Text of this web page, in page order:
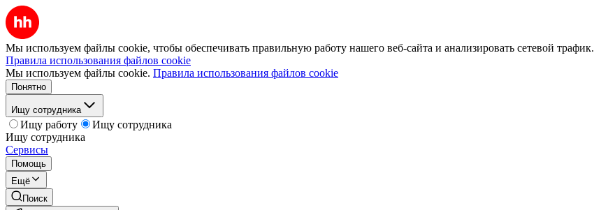
Мы используем файлы cookie, чтобы обеспечивать правильную работу нашего веб-сайта и анализировать сетевой трафик.
Правила использования файлов cookie
Мы используем файлы cookie. Правила использования файлов cookie
Понятно
Ищу сотрудника
Ищу работу
Ищу сотрудника
Ищу сотрудника
Сервисы
Помощь
Ещё
Поиск